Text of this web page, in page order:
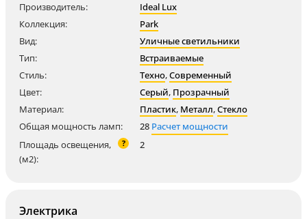
Производитель:
Ideal Lux
Коллекция:
Park
Вид:
Уличные светильники
Тип:
Встраиваемые
Стиль:
Техно,Современный
Цвет:
Серый, Прозрачный
Материал:
Пластик, Металл,Стекло
Общая мощность ламп:
28 Расчет мощности
Площадь освещения,
(м2):
? 2
Электрика